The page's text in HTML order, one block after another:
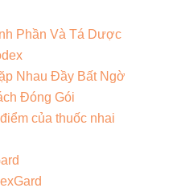
Phần Và Tá Dược
Nhau Đầy Bất Ngờ
Đóng Gói
của thuốc nhai